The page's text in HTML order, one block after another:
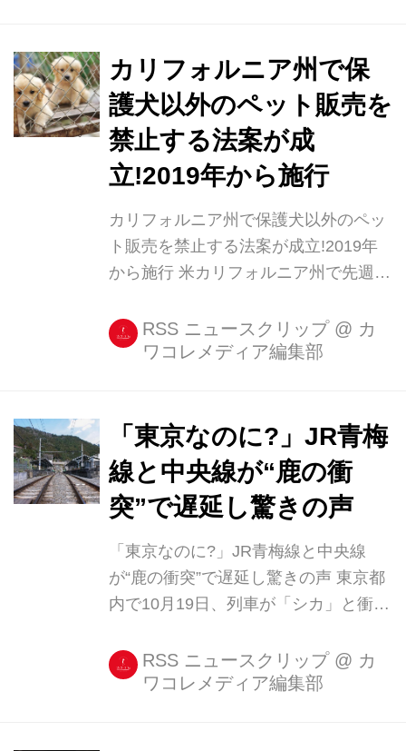
どこからか迷い猫がやって来ました。
ごはんを食べて暖かいところでウトウ
トし始めたのであわてて動画を撮りま
した。 pic.twitter.com/KVuosP09Y3 —
nomuka (@nomuka53812222) 2017年
姉さんの...
カリフォルニア州で保
護犬以外のペット販売を
禁止する法案が成
立!2019年から施行
カリフォルニア州で保護犬以外のペッ
ト販売を禁止する法案が成立!2019年
から施行 米カリフォルニア州で先週
をペットショップで販売することを禁
止する法案が成立しました。 この法案
なブリーダーを排除するために立案さ
れたもの。 今年2月に議会に提出され
た法案にジェリー・ブラウン州知事が
署名し、2019年1月1日より正式に施行
殺処分をなくそう いま世界中で設備の
収容限界を超える頭数や不衛生な環境
でペットを飼育・生産し、高額で子犬
RSS ニュースクリップ @ カ
ワコレメディア編集部
「東京なのに?」JR青梅
線と中央線が“鹿の衝
突”で遅延し驚きの声
「東京なのに?」JR青梅線と中央線
が“鹿の衝突”で遅延し驚きの声 東京都
内で10月19日、列車が「シカ」と衝突
青梅線が鹿の衝突で遅延 JR東日本は
19日午前6時43分に、東京都青梅(おう
RSS ニュースクリップ @ カ
ワコレメディア編集部